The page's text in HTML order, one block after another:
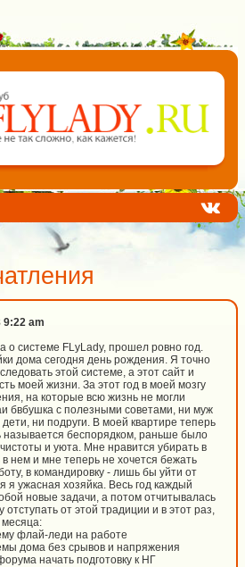
9:22 am
о системе FLyLady, прошел ровно год.
дома сегодня день рождения. Я точно
этой системе, а этот сайт и
моей жизни. За этот год в моей мозгу
на которые всю жизнь не могли
бвбушка с полезными советами, ни муж
ни подруги. В моей квартире теперь
называется беспорядком, раньше было
и уюта. Мне нравится убирать в
нем и мне теперь не хочется бежать
в командировку - лишь бы уйти от
я ужасная хозяйка. Весь год каждый
новые задачи, а потом отчитывалась
от этой традиции и в этот раз,
флай-леди на работе
дома без срывов и напряжения
начать подготовку к НГ